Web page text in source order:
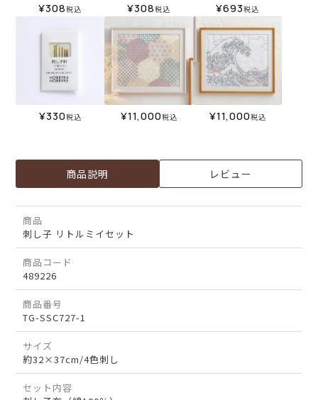
¥308税込 ¥308税込 ¥693税込
¥330税込 ¥11,000税込 ¥11,000税込
商品説明 レビュー
商品
刺し子 リトルミイセット
商品コード
489226
商品番号
TG-SSC727-1
サイズ
約32×37cm/4色刺し
セット内容